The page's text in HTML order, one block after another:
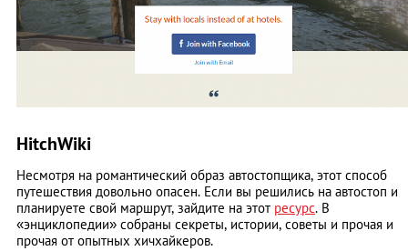
HitchWiki
Несмотря на романтический образ автостопщика, этот способ
путешествия довольно опасен. Если вы решились на автостоп и
планируете свой маршрут, зайдите на этот ресурс. В
«энциклопедии» собраны секреты, истории, советы и прочая и
прочая от опытных хичхайкеров.